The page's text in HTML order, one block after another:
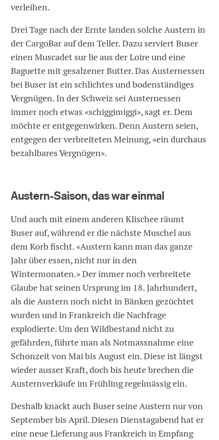
verleihen.
Drei Tage nach der Ernte landen solche Austern in
der CargoBar auf dem Teller. Dazu serviert Buser
einen Muscadet sur lie aus der Loire und eine
Baguette mit gesalzener Butter. Das Austernessen
bei Buser ist ein schlichtes und bodenständiges
Vergnügen. In der Schweiz sei Austernessen
immer noch etwas «schiggimiggi», sagt er. Dem
möchte er entgegenwirken. Denn Austern seien,
entgegen der verbreiteten Meinung, «ein durchaus
bezahlbares Vergnügen».
Austern-Saison, das war einmal
Und auch mit einem anderen Klischee räumt
Buser auf, während er die nächste Muschel aus
dem Korb fischt. «Austern kann man das ganze
Jahr über essen, nicht nur in den
Wintermonaten.» Der immer noch verbreitete
Glaube hat seinen Ursprung im 18. Jahrhundert,
als die Austern noch nicht in Bänken gezüchtet
wurden und in Frankreich die Nachfrage
explodierte. Um den Wildbestand nicht zu
gefährden, führte man als Notmassnahme eine
Schonzeit von Mai bis August ein. Diese ist längst
wieder ausser Kraft, doch bis heute brechen die
Austernverkäufe im Frühling regelmässig ein.
Deshalb knackt auch Buser seine Austern nur von
September bis April. Diesen Dienstagabend hat er
eine neue Lieferung aus Frankreich in Empfang